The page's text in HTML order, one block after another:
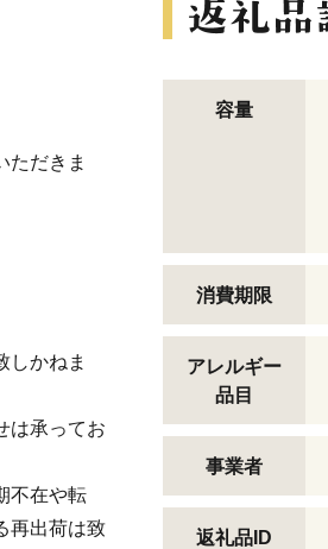
ただきま
しかねま
は承ってお
不在や転
再出荷は致
容量
消費期限
アレルギー
品目
事業者
返礼品ID